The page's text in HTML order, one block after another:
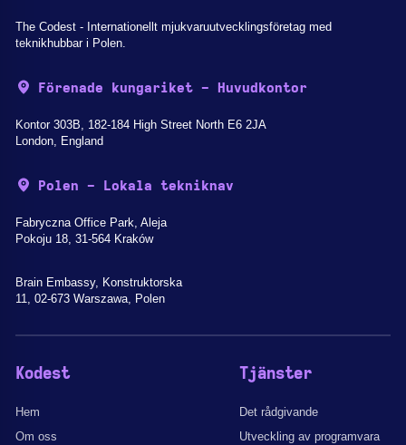
The Codest - Internationellt mjukvaruutvecklingsföretag med
teknikhubbar i Polen.
Förenade kungariket - Huvudkontor
Kontor 303B, 182-184 High Street North E6 2JA
London, England
Polen - Lokala tekniknav
Fabryczna Office Park, Aleja
Pokoju 18, 31-564 Kraków
Brain Embassy, Konstruktorska
11, 02-673 Warszawa, Polen
Kodest
Hem
Om oss
Tjänster
Det rådgivande
Utveckling av programvara